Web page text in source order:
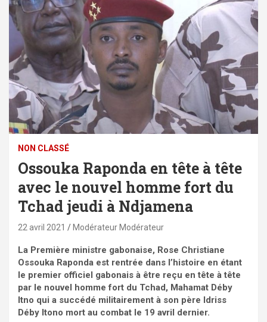
NON CLASSÉ
Ossouka Raponda en tête à tête
avec le nouvel homme fort du
Tchad jeudi à Ndjamena
22 avril 2021 Modérateur Modérateur
La Première ministre gabonaise, Rose Christiane
Ossouka Raponda est rentrée dans l’histoire en étant
le premier officiel gabonais à être reçu en tête à tête
par le nouvel homme fort du Tchad, Mahamat Déby
Itno qui a succédé militairement à son père Idriss
Déby Itono mort au combat le 19 avril dernier.